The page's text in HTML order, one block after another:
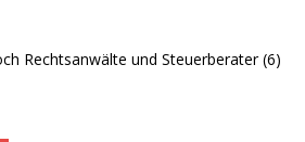
Rechtsanwälte und Steuerberater (6)